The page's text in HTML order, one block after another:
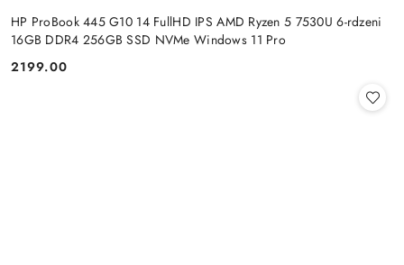
HP ProBook 445 G10 14 FullHD IPS AMD Ryzen 5 7530U 6-rdzeni
16GB DDR4 256GB SSD NVMe Windows 11 Pro
Cena:
2199.00